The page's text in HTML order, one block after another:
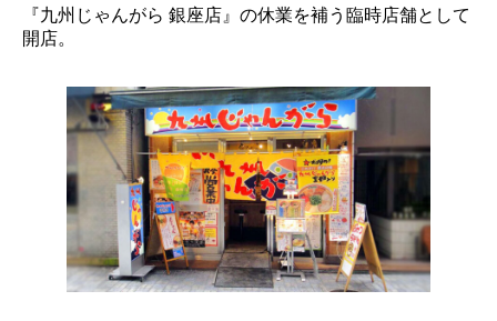
『九州じゃんがら 銀座店』の休業を補う臨時店舗として
開店。